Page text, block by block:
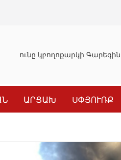
կբողոքարկի Գարեգին
ԱՐՑԱԽ ՍՓՅՈՒՌՔ